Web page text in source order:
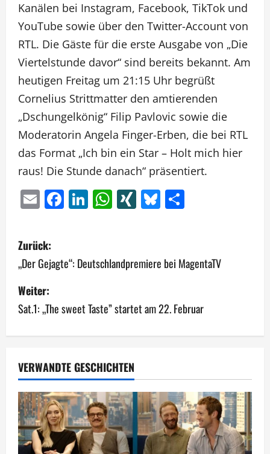
Kanälen bei Instagram, Facebook, TikTok und
YouTube sowie über den Twitter-Account von
RTL. Die Gäste für die erste Ausgabe von „Die
Viertelstunde davor“ sind bereits bekannt. Am
heutigen Freitag um 21:15 Uhr begrüßt
Cornelius Strittmatter den amtierenden
„Dschungelkönig“ Filip Pavlovic sowie die
Moderatorin Angela Finger-Erben, die bei RTL
das Format „Ich bin ein Star – Holt mich hier
raus! Die Stunde danach“ präsentiert.
EmailFacebook
LinkedIn
WhatsApp
XINGBluesky
B
e
i
t
r
a
g
s
n
Zurück:
„Der Gejagte“: Deutschlandpremiere bei MagentaTV
Weiter:
Sat.1: „The sweet Taste” startet am 22. Februar
VERWANDTE GESCHICHTEN